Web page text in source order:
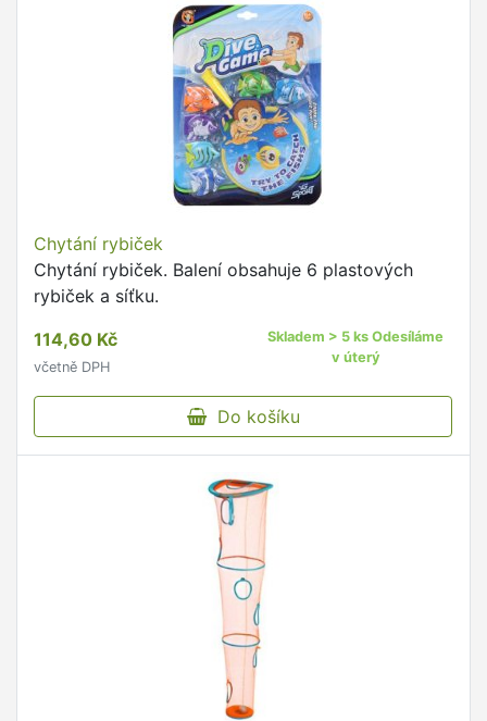
Chytání rybiček
Chytání rybiček. Balení obsahuje 6 plastových
rybiček a síťku.
114,60 Kč
včetně DPH
Skladem > 5 ks Odesíláme
v úterý
Do košíku